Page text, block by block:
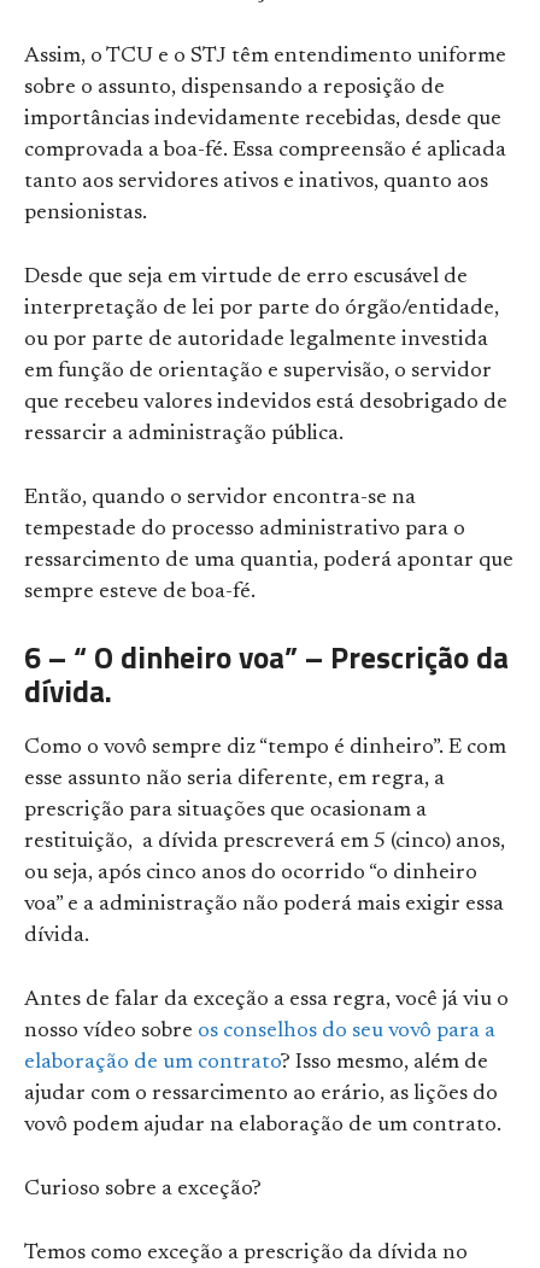
Assim, o TCU e o STJ têm entendimento uniforme
sobre o assunto, dispensando a reposição de
importâncias indevidamente recebidas, desde que
comprovada a boa-fé. Essa compreensão é aplicada
tanto aos servidores ativos e inativos, quanto aos
pensionistas.
Desde que seja em virtude de erro escusável de
interpretação de lei por parte do órgão/entidade,
ou por parte de autoridade legalmente investida
em função de orientação e supervisão, o servidor
que recebeu valores indevidos está desobrigado de
ressarcir a administração pública.
Então, quando o servidor encontra-se na
tempestade do processo administrativo para o
ressarcimento de uma quantia, poderá apontar que
sempre esteve de boa-fé.
6 – “ O dinheiro voa” – Prescrição da
dívida.
Como o vovô sempre diz “tempo é dinheiro”. E com
esse assunto não seria diferente, em regra, a
prescrição para situações que ocasionam a
restituição, a dívida prescreverá em 5 (cinco) anos,
ou seja, após cinco anos do ocorrido “o dinheiro
voa” e a administração não poderá mais exigir essa
dívida.
Antes de falar da exceção a essa regra, você já viu o
nosso vídeo sobre os conselhos do seu vovô para a
elaboração de um contrato? Isso mesmo, além de
ajudar com o ressarcimento ao erário, as lições do
vovô podem ajudar na elaboração de um contrato.
Curioso sobre a exceção?
Temos como exceção a prescrição da dívida no